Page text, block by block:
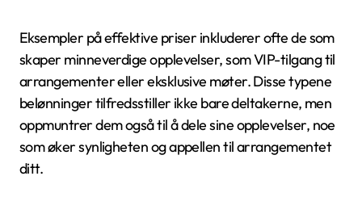
Eksempler på effektive priser inkluderer ofte de som
skaper minneverdige opplevelser, som VIP-tilgang til
arrangementer eller eksklusive møter. Disse typene
belønninger tilfredsstiller ikke bare deltakerne, men
oppmuntrer dem også til å dele sine opplevelser, noe
som øker synligheten og appellen til arrangementet
ditt.